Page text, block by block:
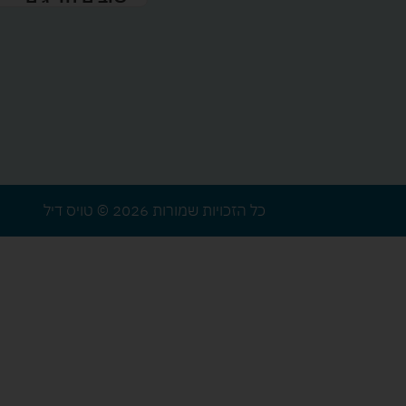
כל הזכויות שמורות 2026 © טויס דיל